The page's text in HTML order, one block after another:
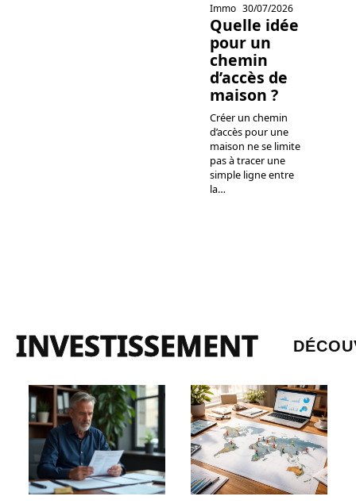
Immo 30/07/2026
Quelle idée
pour un
chemin
d’accès de
maison ?
Créer un chemin
d’accès pour une
maison ne se limite
pas à tracer une
simple ligne entre
la…
INVESTISSEMENT